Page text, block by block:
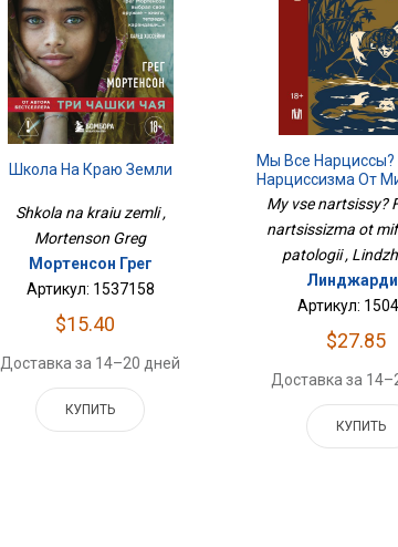
Школа На Краю Земли
Shkola na kraiu zemli ,
Mortenson Greg
Мортенсон Грег
Артикул: 1537158
$15.40
Доставка за 14–20 дней
КУПИТЬ
Мы Все
Нарциссизма От
До
My vse nartsissy?
nartsissizma ot
patologii ,
Артикул:
$27.85
Доставка за
КУПИТЬ